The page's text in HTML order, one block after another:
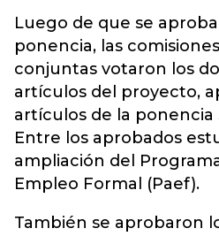
Luego de que se
ponencia, las
conjuntas votaron los
artículos del proyecto,
artículos de la ponencia
Entre los aprobados
ampliación del
Empleo Formal (Paef).
También se aprobaron